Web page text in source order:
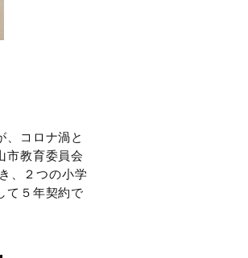
、コロナ渦と
市教育委員会
、２つの小学
て５年契約で